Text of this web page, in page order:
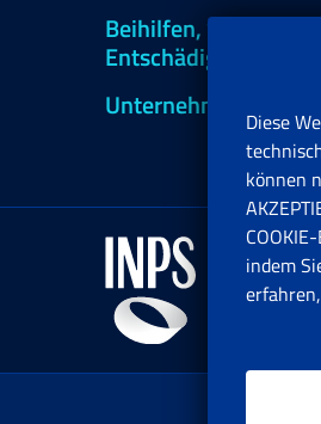
Beihilfen,
Entschädigungen
Unternehmen und
Diese
können
indem